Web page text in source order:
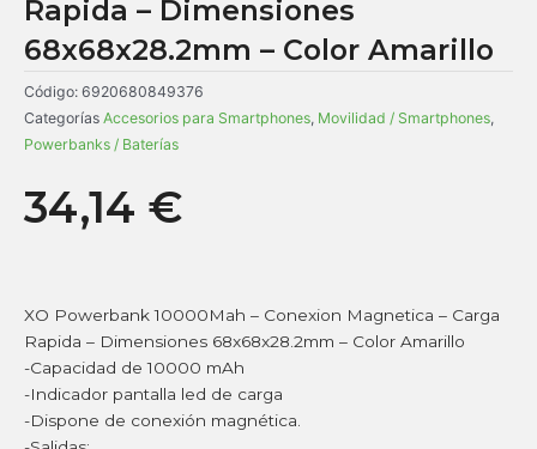
Rapida – Dimensiones
68x68x28.2mm – Color Amarillo
Código: 6920680849376
Categorías Accesorios para Smartphones, Movilidad / Smartphones,
Powerbanks / Baterías
34,14 €
XO Powerbank 10000Mah – Conexion Magnetica – Carga
Rapida – Dimensiones 68x68x28.2mm – Color Amarillo
-Capacidad de 10000 mAh
-Indicador pantalla led de carga
-Dispone de conexión magnética.